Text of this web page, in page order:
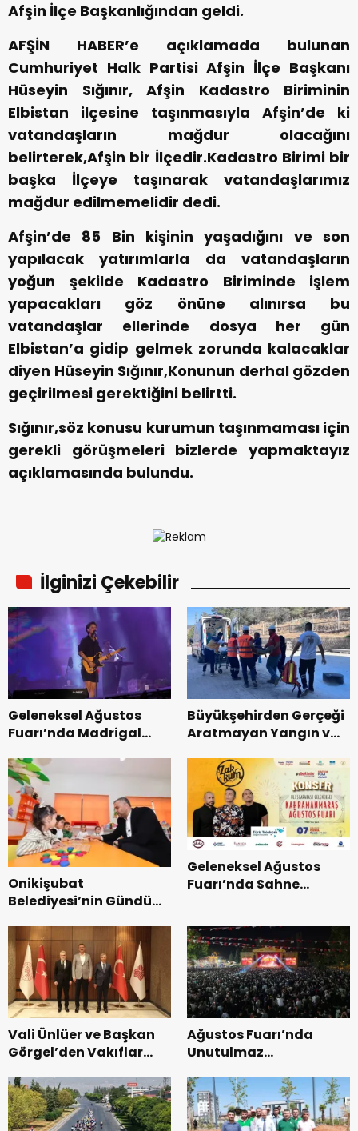
Afşin İlçe Başkanlığından geldi.
AFŞİN HABER’e açıklamada bulunan
Cumhuriyet Halk Partisi Afşin İlçe Başkanı
Hüseyin Sığınır, Afşin Kadastro Biriminin
Elbistan ilçesine taşınmasıyla Afşin’de ki
vatandaşların mağdur olacağını
belirterek,Afşin bir İlçedir.Kadastro Birimi bir
başka İlçeye taşınarak vatandaşlarımız
mağdur edilmemelidir dedi.
Afşin’de 85 Bin kişinin yaşadığını ve son
yapılacak yatırımlarla da vatandaşların
yoğun şekilde Kadastro Biriminde işlem
yapacakları göz önüne alınırsa bu
vatandaşlar ellerinde dosya her gün
Elbistan’a gidip gelmek zorunda kalacaklar
diyen Hüseyin Sığınır,Konunun derhal gözden
geçirilmesi gerektiğini belirtti.
Sığınır,söz konusu kurumun taşınmaması için
gerekli görüşmeleri bizlerde yapmaktayız
açıklamasında bulundu.
İlginizi Çekebilir
Geleneksel Ağustos
Fuarı’nda Madrigal
Büyükşehirden Gerçeği
Aratmayan Yangın ve
Onikişubat
Belediyesi’nin Gündüz
dönemin ön kayıtları
başladı.
Geleneksel Ağustos
Fuarı’nda Sahne
Vali Ünlüer ve Başkan
Görgel’den Vakıflar
ziyaret.
Ağustos Fuarı’nda
Unutulmaz